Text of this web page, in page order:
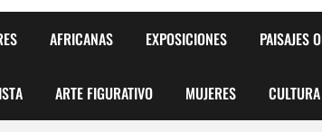
AFRICANAS EXPOSICIONES PAISAJES
ARTE FIGURATIVO MUJERES CULTURA